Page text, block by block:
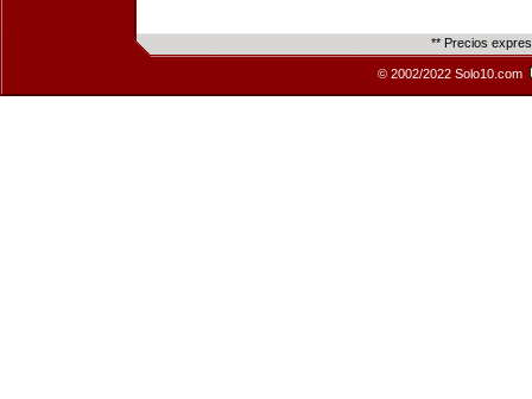
** Precios
© 2002/2022 Solo10.com